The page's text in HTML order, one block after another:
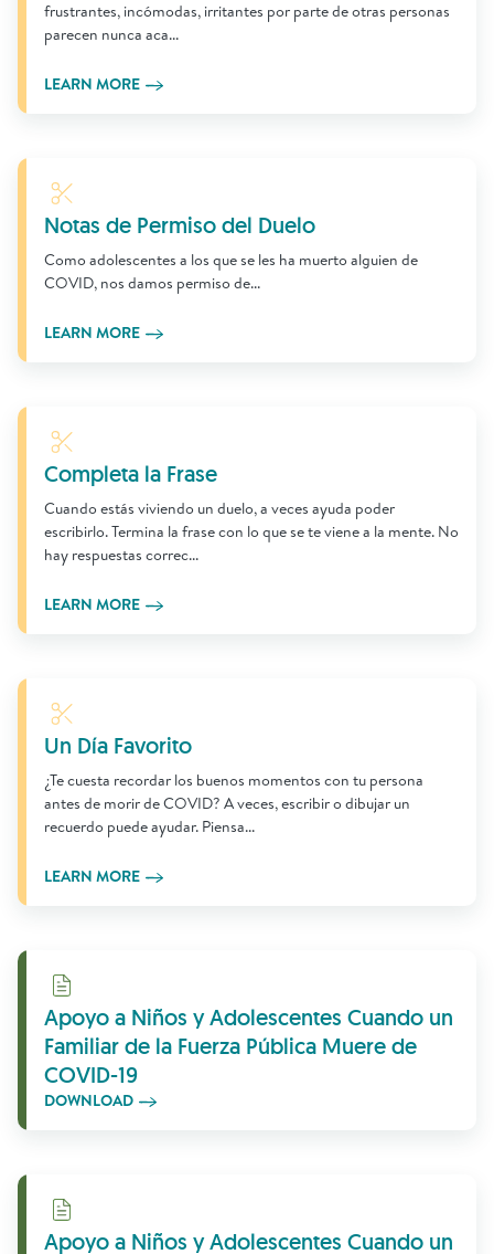
frustrantes, incómodas, irritantes por parte de otras personas
parecen nunca aca...
LEARN MORE
Learn More
Notas de Permiso del Duelo
Como adolescentes a los que se les ha muerto alguien de
COVID, nos damos permiso de...
LEARN MORE
Learn More
Completa la Frase
Cuando estás viviendo un duelo, a veces ayuda poder
escribirlo. Termina la frase con lo que se te viene a la mente. No
hay respuestas correc...
LEARN MORE
Learn More
Un Día Favorito
¿Te cuesta recordar los buenos momentos con tu persona
antes de morir de COVID? A veces, escribir o dibujar un
recuerdo puede ayudar. Piensa...
LEARN MORE
Download
Apoyo a Niños y Adolescentes Cuando un
Familiar de la Fuerza Pública Muere de
COVID-19
DOWNLOAD
Download
Apoyo a Niños y Adolescentes Cuando un